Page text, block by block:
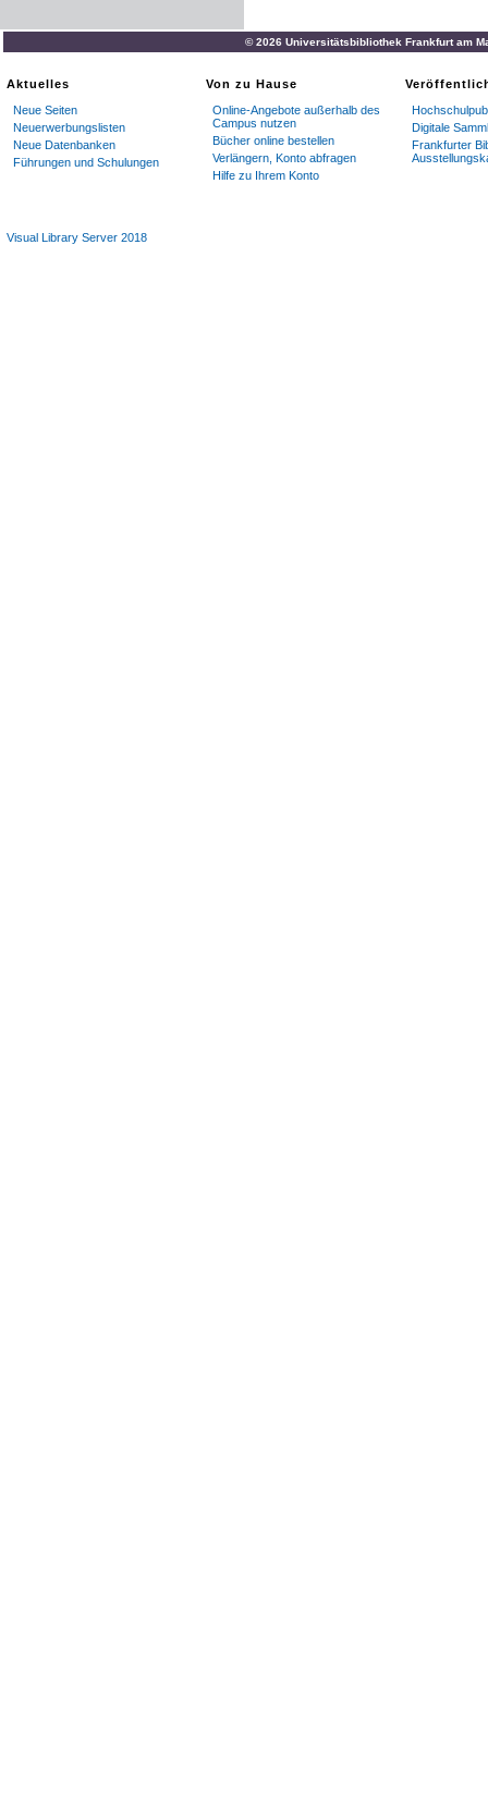
© 2026 Universitätsbibliothek Frankfurt am
Aktuelles
Neue Seiten
Neuerwerbungslisten
Neue Datenbanken
Führungen und Schulungen
Von zu Hause
Online-Angebote außerhalb des
Campus nutzen
Bücher online bestellen
Verlängern, Konto abfragen
Hilfe zu Ihrem Konto
Digitale
Frankfurter
Visual Library Server 2018